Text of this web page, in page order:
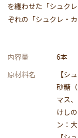
を纏わせた「シュク
ぞれの「シュクレ・
内容量
6本
原材料名
【シ
砂糖
マス
けし
ン：